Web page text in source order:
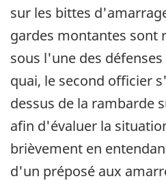
sur les bittes
gardes montantes sont
sous l'une des
quai, le second officier
dessus de la rambarde
afin d'évaluer la
brièvement en
d'un préposé aux